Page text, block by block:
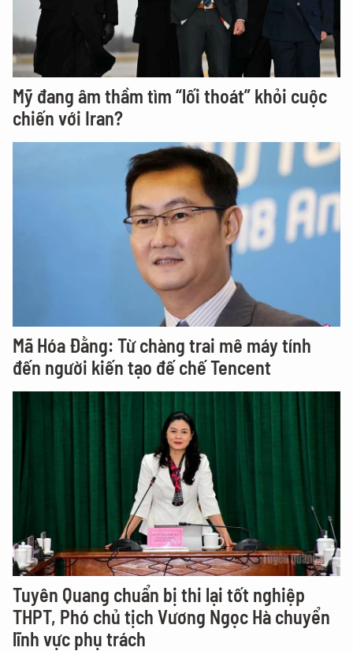
Mỹ đang âm thầm tìm “lối thoát” khỏi cuộc
chiến với Iran?
Mã Hóa Đằng: Từ chàng trai mê máy tính
đến người kiến tạo đế chế Tencent
Tuyên Quang chuẩn bị thi lại tốt nghiệp
THPT, Phó chủ tịch Vương Ngọc Hà chuyển
lĩnh vực phụ trách